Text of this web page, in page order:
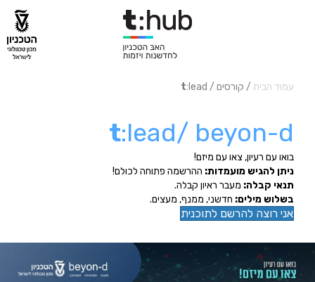
עמוד הבית / קורסים / t:lead
t:lead/ beyon-d
בואו עם רעיון, צאו עם מיזם!
ניתן להגיש מועמדות: ההרשמה פתוחה לכולם!
תנאי קבלה: מעבר ראיון קבלה.
בשלוש מילים: חדשני, ממנף, מעצים.
אני רוצה להרשם לתוכנית